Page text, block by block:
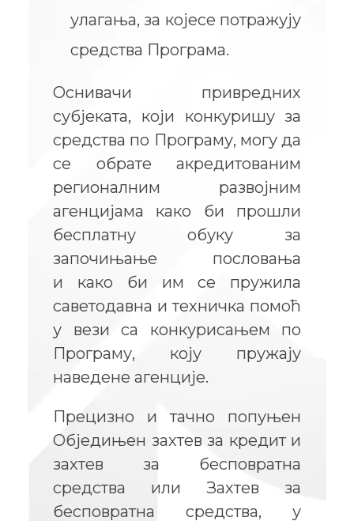
улагања, за којeсе потражују
средства Програма.
Оснивачи привредних
субјеката, који конкуришу за
средства по Програму, могу да
се обрате акредитованим
регионалним развојним
агенцијама како би прошли
бесплатну обуку за
започињање пословања
и како би им се пружила
саветодавна и техничка помоћ
у вези са конкурисањем по
Програму, коју пружају
наведене агенције.
Прецизно и тачно попуњен
Обједињен захтев за кредит и
захтев за бесповратна
средства или Захтев за
бесповратна средства, у